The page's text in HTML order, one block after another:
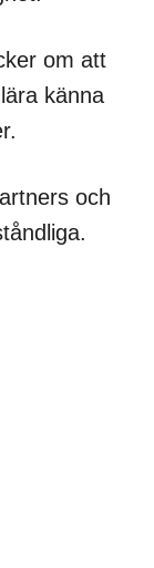
om att
känna
och